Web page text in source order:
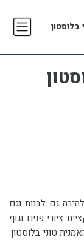
גם לבנות וגם
ציורי פנים וגוף
טוני בלוסטון.